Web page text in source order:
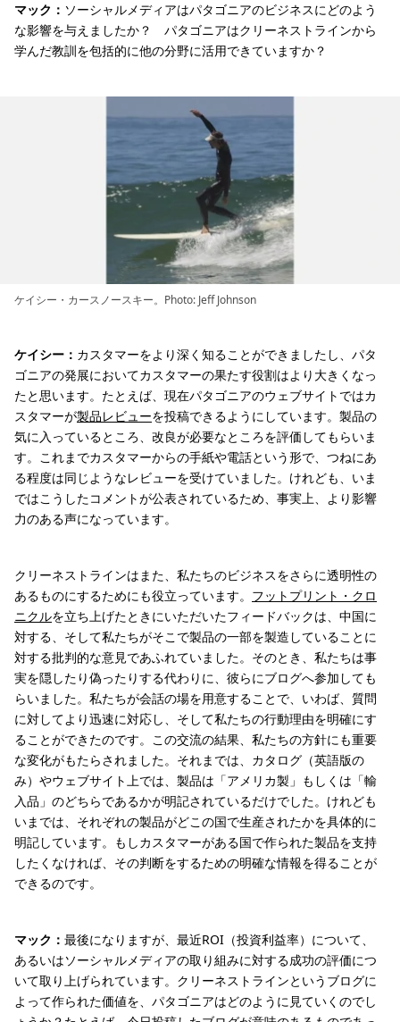
マック： ソーシャルメディアはパタゴニアのビジネスにどのよう
な影響を与えましたか？ パタゴニアはクリーネストラインから
学んだ教訓を包括的に他の分野に活用できていますか？
ケイシー・カースノースキー。Photo: Jeff Johnson
ケイシー： カスタマーをより深く知ることができましたし、パタ
ゴニアの発展においてカスタマーの果たす役割はより大きくなっ
たと思います。たとえば、現在パタゴニアのウェブサイトではカ
スタマーが製品レビューを投稿できるようにしています。製品の
気に入っているところ、改良が必要なところを評価してもらいま
す。これまでカスタマーからの手紙や電話という形で、つねにあ
る程度は同じようなレビューを受けていました。けれども、いま
ではこうしたコメントが公表されているため、事実上、より影響
力のある声になっています。
クリーネストラインはまた、私たちのビジネスをさらに透明性の
あるものにするためにも役立っています。 フットプリント・クロ
ニクルを立ち上げたときにいただいたフィードバックは、中国に
対する、そして私たちがそこで製品の一部を製造していることに
対する批判的な意見であふれていました。そのとき、私たちは事
実を隠したり偽ったりする代わりに、彼らにブログへ参加しても
らいました。私たちが会話の場を用意することで、いわば、質問
に対してより迅速に対応し、そして私たちの行動理由を明確にす
ることができたのです。この交流の結果、私たちの方針にも重要
な変化がもたらされました。それまでは、カタログ（英語版の
み）やウェブサイト上では、製品は「アメリカ製」もしくは「輸
入品」のどちらであるかが明記されているだけでした。けれども
いまでは、それぞれの製品がどこの国で生産されたかを具体的に
明記しています。もしカスタマーがある国で作られた製品を支持
したくなければ、その判断をするための明確な情報を得ることが
できるのです。
マック： 最後になりますが、最近ROI（投資利益率）について、
あるいはソーシャルメディアの取り組みに対する成功の評価につ
いて取り上げられています。クリーネストラインというブログに
よって作られた価値を、パタゴニアはどのように見ていくのでし